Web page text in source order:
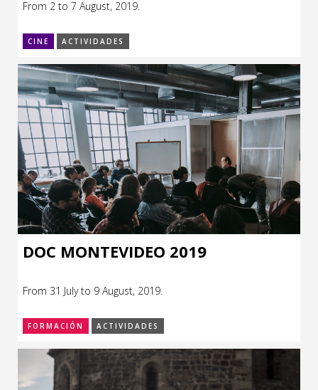
Espacio itinerante de lectura infantil
Formación
Género y Diversidad
Infantil y Juvenil
Letras
Medio Ambiente
Música
Sin categoría
From 2 to 7 August, 2019.
CINE ACTIVIDADES
DOC MONTEVIDEO 2019
From 31 July to 9 August, 2019.
FORMACIÓN ACTIVIDADES